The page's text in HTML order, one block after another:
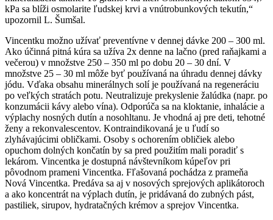
kPa sa blíži osmolarite ľudskej krvi a vnútrobunkových tekutín,“
upozornil L. Šumšal.
Vincentku možno užívať preventívne v dennej dávke 200 – 300 ml.
Ako účinná pitná kúra sa užíva 2x denne na lačno (pred raňajkami a
večerou) v množstve 250 – 350 ml po dobu 20 – 30 dní. V
množstve 25 – 30 ml môže byť používaná na úhradu dennej dávky
jódu. Vďaka obsahu minerálnych solí je používaná na regeneráciu
po veľkých stratách potu. Neutralizuje prekyslenie žalúdka (napr. po
konzumácii kávy alebo vína). Odporúča sa na kloktanie, inhalácie a
výplachy nosných dutín a nosohltanu. Je vhodná aj pre deti, tehotné
ženy a rekonvalescentov. Kontraindikovaná je u ľudí so
zlyhávajúcimi obličkami. Osoby s ochorením obličiek alebo
opuchom dolných končatín by sa pred použitím mali poradiť s
lekárom. Vincentka je dostupná návštevníkom kúpeľov pri
pôvodnom prameni Vincentka. Fľašovaná pochádza z prameňa
Nová Vincentka. Predáva sa aj v nosových sprejových aplikátoroch
a ako koncentrát na výplach dutín, je pridávaná do zubných pást,
pastiliek, sirupov, hydratačných krémov a sprejov Vincentka.